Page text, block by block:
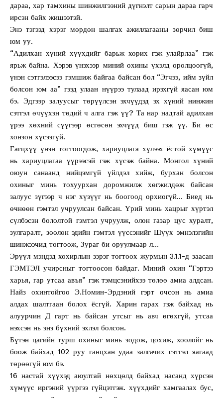
дараа, хар тамхины шинжилгээний дүгнэлт сарын дараа гарч
ирсэн байх жишээтэй.
Энэ тэгээд хэрэг мөрдөн шалгах ажиллагааны зөрчил биш
юм уу.
“Адилхан хүний хүүхдийг барьж хорих гэж улайрлаа” гэж
ярьж байна. Хэрэв үнэхээр миний охины үхэлд оролцоогүй,
үнэн сэтгэлээсээ гэмшиж байгаа байсан бол “Эгчээ, ийм зүйл
болсон юм аа” гээд улаан нүүрээ тулаад ирэхгүй яасан юм
бэ. Эдгээр залуусыг төрүүлсэн эхчүүдэд эх хүний нинжин
сэтгэл өчүүхэн төдий ч алга гэж үү? Та нар надтай адилхан
үрээ хөхний сүүгээр өсгөсөн эхчүүд биш гэж үү. Би өс
хонзон хүсээгүй.
Гагцхүү үнэн тогтоогдож, хариуцлага хүлээх ёстой хүмүүс
нь хариуцлагаа үүрээсэй гэж хүсэж байна. Монгол хүний
оюун санаанд нийцэмгүй үйлдэл хийж, бурхан болсон
охиныг минь тохуурхан доромжилж хөгжилдөж байсан
залуус зүгээр ч нэг хүзүүг нь боогоод орхиогүй… Биед нь
өчнөөн гэмтэл учруулсан байсан. Үрий минь хацрыг хүртэл
сүлбэсэн бололтой гэмтэл учруулж, олон газар цус хуралт,
зулгаралт, зөөлөн эдийн гэмтэл үүссэнийг Шүүх эмнэлэгийн
шинжээчид тогтоож, Зураг би оруулмаар л…
Эрүүл мэндэд хохирлын зэрэг тогтоох журмын 3.1.1-д заасан
ГЭМТЭЛ учирсныг тогтоосон байдаг. Миний охин “Гэртээ
харья, гар утсаа авъя” гэж тэмцсэнийхээ төлөө амиа алдсан.
Найз охинтойгоо Э.Номин-Эрдэний гэрт очсон нь амиа
алдах шалтгаан болох ёсгүй. Харин гарах гэж байхад нь
алуурчин Д гарт нь байсан утсыг нь авч өгөхгүй, утсаа
нэхсэн нь энэ бүхний эхлэл болсон.
Бүтэн цагийн турш охиныг минь зодож, цохиж, хоолойг нь
боож байхад 102 руу ганцхан удаа залгачих сэтгэл яагаад
төрөөгүй юм бэ.
16 настай хүүхэд аюултай нөхцөлд байхад насанд хүрсэн
хүмүүс иргэний үүргээ гүйцэтгэж. хүүхдийг хамгаалах бус,